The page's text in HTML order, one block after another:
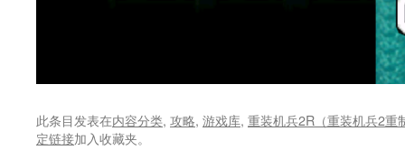
此条目发表在内容分类, 攻略, 游戏库, 重装机兵2R（重装机兵2重
定链接加入收藏夹。